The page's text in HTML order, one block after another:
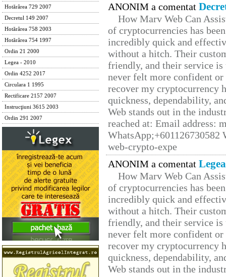
Hotărârea 729 2007
Decretul 149 2007
Hotărârea 758 2003
Hotărârea 754 1997
Ordin 21 2000
Legea - 2010
Ordin 4252 2017
Circulara 1 1995
Rectificare 2157 2007
Instrucţiuni 3615 2003
Ordin 291 2007
ANONIM a comentat
How Marv Web Can
of cryptocurrencies has
incredibly quick and
without a hitch. Their
friendly, and their service
never felt more confident
recover my cryptocurrency
quickness, dependability,
Web stands out in the
reached at: Email address:
web-crypto-expe
ANONIM a comentat
How Marv Web Can
of cryptocurrencies has
incredibly quick and
without a hitch. Their
friendly, and their service
never felt more confident
recover my cryptocurrency
quickness, dependability,
Web stands out in the